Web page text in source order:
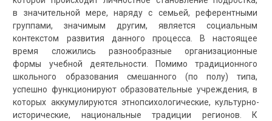
в значительной мере, наряду с семьей, референтными
группами, значимым другим, является социальным
контекстом развития данного процесса. В настоящее
время сложились разнообразные организационные
формы учебной деятельности. Помимо традиционного
школьного образования смешанного (по полу) типа,
успешно функционируют образовательные учреждения, в
которых аккумулируются этнопсихологические, культурно-
исторические, национальные традиции регионов. К